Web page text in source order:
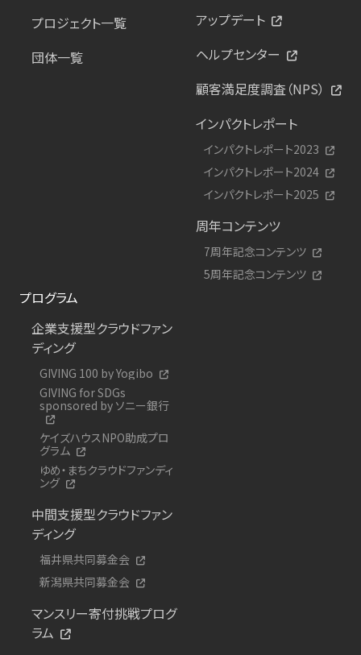
プロジェクト一覧
団体一覧
アップデート
ヘルプセンター
顧客満足度調査（NPS）
インパクトレポート
インパクトレポート2023
インパクトレポート2024
インパクトレポート2025
周年コンテンツ
7周年記念コンテンツ
5周年記念コンテンツ
プログラム
企業支援型クラウドファン
ディング
GIVING 100 by Yogibo
GIVING for SDGs
sponsored by ソニー銀行
ケイズハウスNPO助成プロ
グラム
ゆめ・まちクラウドファンディ
ング
中間支援型クラウドファン
ディング
福井県共同募金会
新潟県共同募金会
マンスリー寄付挑戦プログ
ラム